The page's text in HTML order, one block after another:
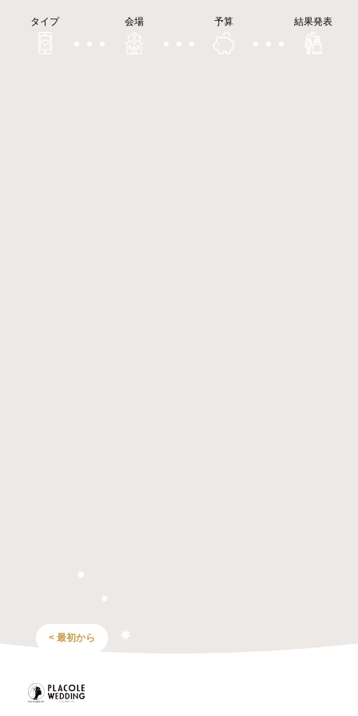
タイプ 会場 予算 結果発表
< 最初から